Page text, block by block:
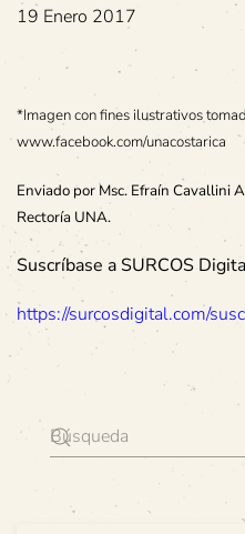
19 Enero 2017
*Imagen con fines ilustrativos
www.facebook.com/unacostarica
Enviado por Msc. Efraín Cavallini
Rectoría UNA.
Suscríbase a SURCOS
https://surcosdigital.com/